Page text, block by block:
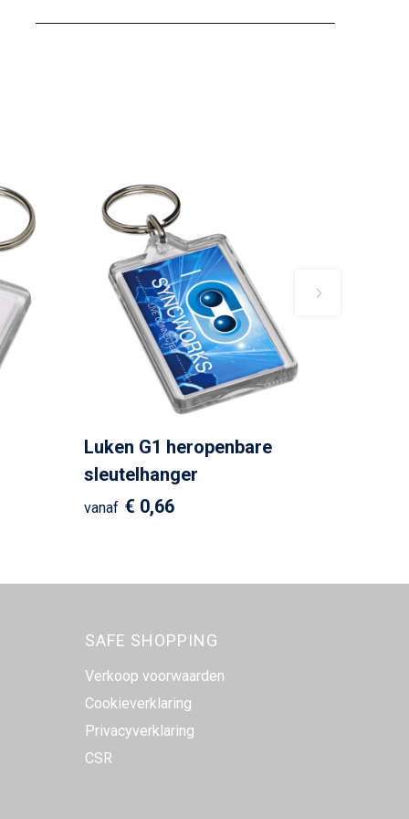
Luken G1 heropenbare
sleutelhanger
vanaf € 0,66
SAFE SHOPPING
Verkoop voorwaarden
Cookieverklaring
Privacyverklaring
CSR